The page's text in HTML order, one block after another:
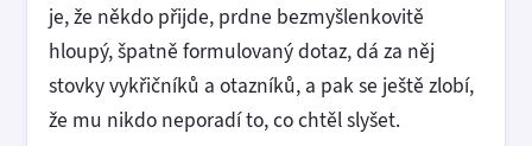
je, že někdo přijde, prdne bezmyšlenkovitě
hloupý, špatně formulovaný dotaz, dá za něj
stovky vykřičníků a otazníků, a pak se ještě zlobí,
že mu nikdo neporadí to, co chtěl slyšet.